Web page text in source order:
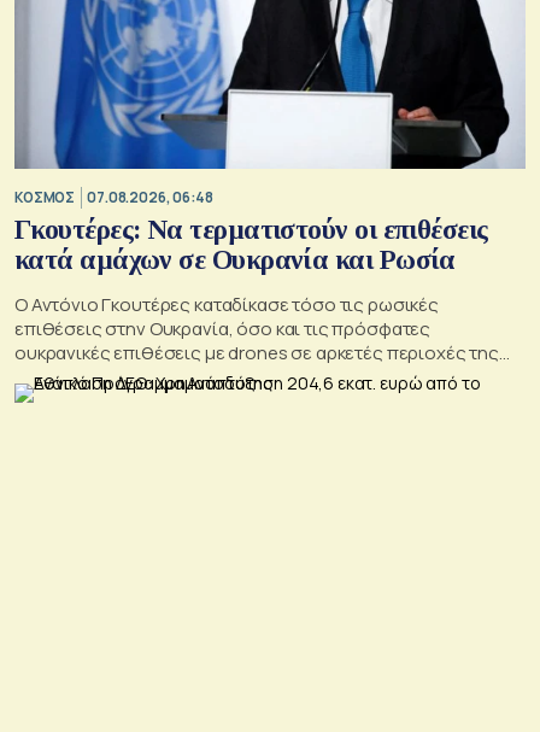
ΚΟΣΜΟΣ 07.08.2026, 06:48
Γκουτέρες: Να τερματιστούν οι επιθέσεις
κατά αμάχων σε Ουκρανία και Ρωσία
Ο Αντόνιο Γκουτέρες καταδίκασε τόσο τις ρωσικές
επιθέσεις στην Ουκρανία, όσο και τις πρόσφατες
ουκρανικές επιθέσεις με drones σε αρκετές περιοχές της
Ρωσίας, οι οποίες προκάλεσαν απώλειες μεταξύ αμάχων και
ζημιές σε μη στρατιωτικές υποδομές.